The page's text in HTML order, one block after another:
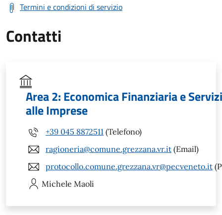
Termini e condizioni di servizio
Contatti
Area 2: Economica Finanziaria e Servizi
alle Imprese
+39 045 8872511 (Telefono)
ragioneria@comune.grezzana.vr.it (Email)
protocollo.comune.grezzana.vr@pecveneto.it
Michele Maoli